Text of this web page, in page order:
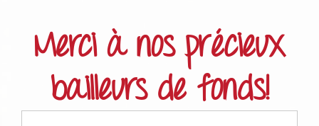
Merci à nos précieux
bailleurs de fonds!